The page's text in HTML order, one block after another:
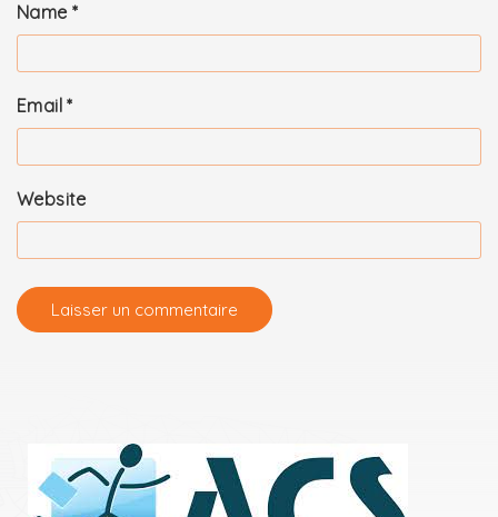
Name *
Email*
Website